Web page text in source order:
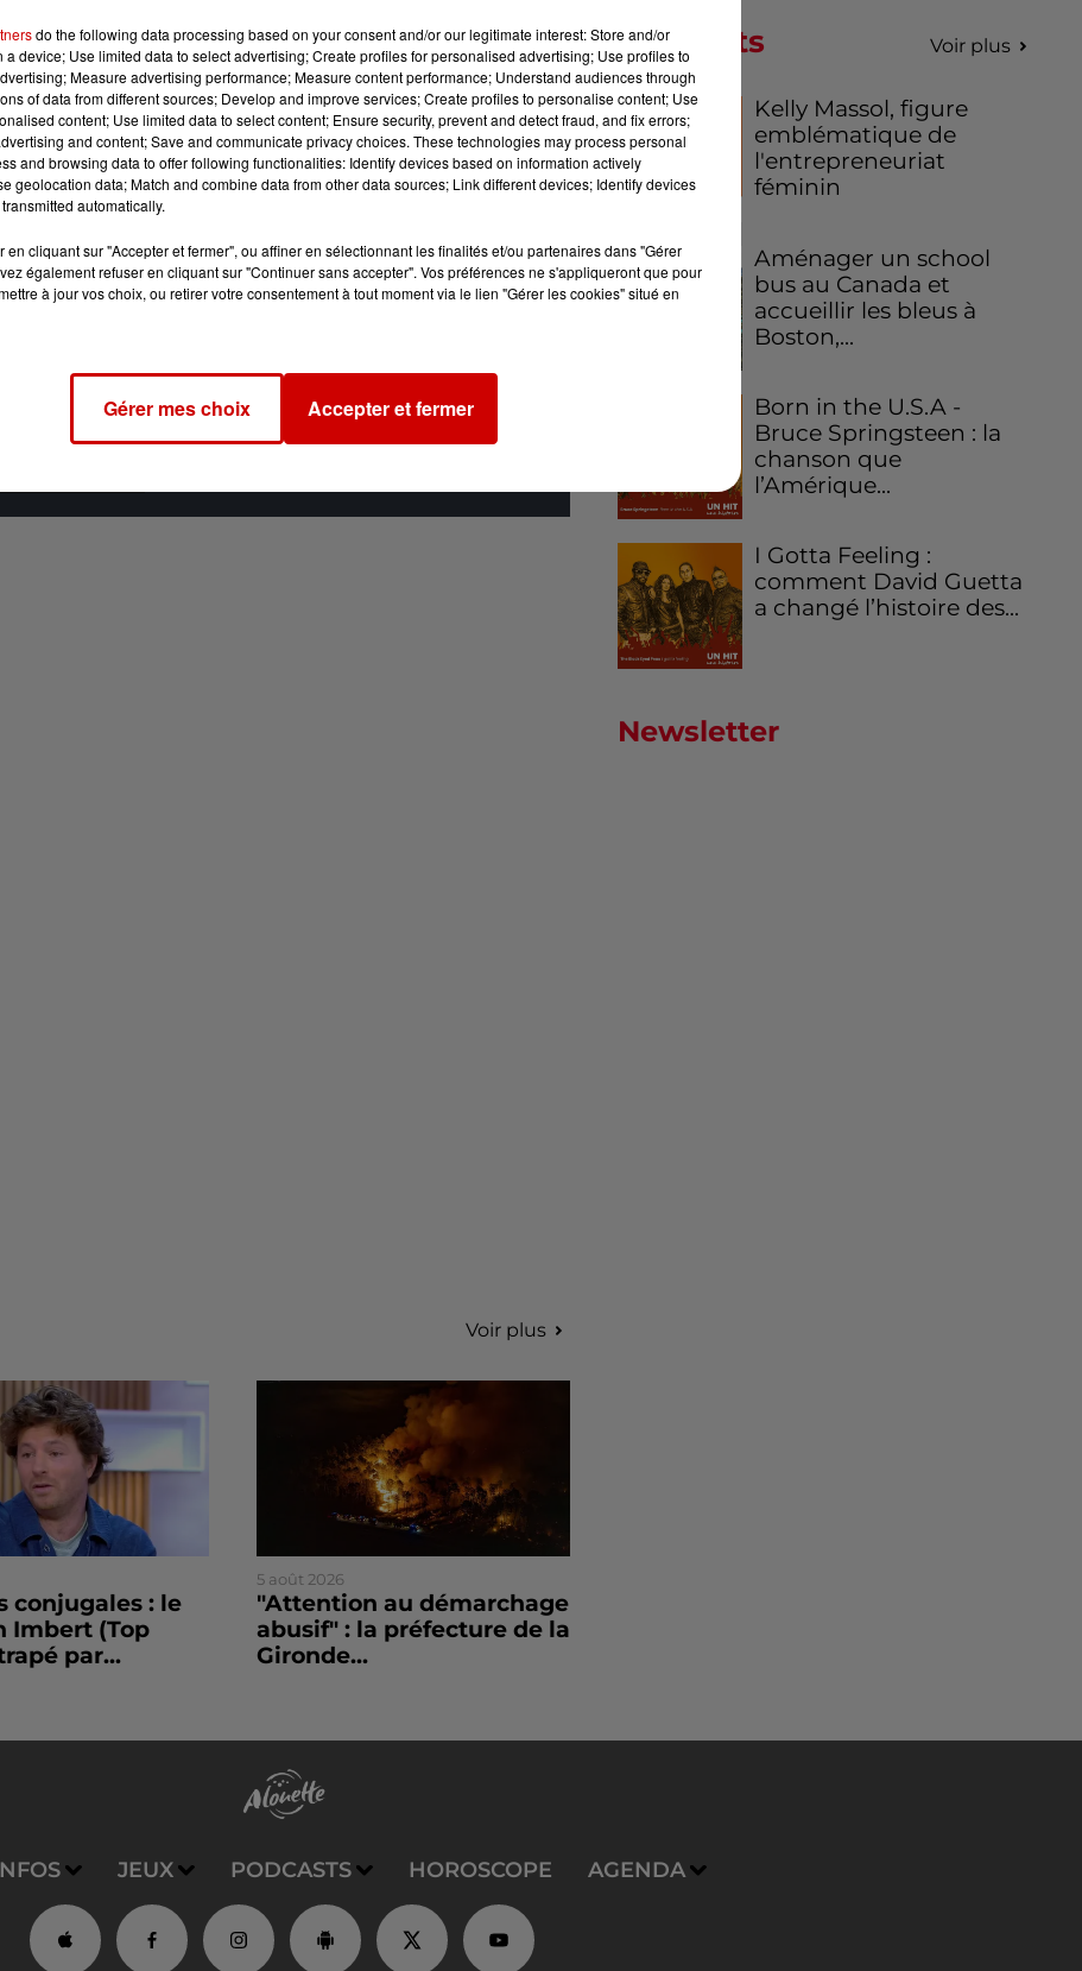
au musée. Des bijoux d'une "v aleur inestimable"
, selon le
étaient,selon une source policière,munis de petites
scooter.
du musée. Il s'agit dela couronne de l'impératrice
été ouverte.
Avec AFP
du dépôt de cookies que vous avez exprimé. Si vous
accord en cliquant sur le bouton ci-dessous.
Podcasts Voir plus
Kelly Massol, figure
emblématique de
l'entrepreneuriat
féminin
Aménager un school
bus au Canada et
accueillir les bleus à
Boston,...
Born in the U.S.A -
Bruce Springsteen : la
chanson que
l’Amérique...
I Gotta Feeling :
comment David Guetta
a changé l’histoire des...
Newsletter
Voir plus
conjugales : le
Imbert (Top
par...
5 août 2026
"Attention au démarchage
abusif" : la préfecture de la
Gironde...
JEUX PODCASTS HOROSCOPE AGENDA
do the following data processing based on your consent and/or our legitimate interest: Store and/or
a device; Use limited data to select advertising; Create profiles for personalised advertising; Use profiles to
Measure advertising performance; Measure content performance; Understand audiences through
of data from different sources; Develop and improve services; Create profiles to personalise content; Use
content; Use limited data to select content; Ensure security, prevent and detect fraud, and fix errors;
and content; Save and communicate privacy choices. These technologies may process personal
and browsing data to offer following functionalities: Identify devices based on information actively
geolocation data; Match and combine data from other data sources; Link different devices; Identify devices
automatically.
en cliquant sur "Accepter et fermer", ou affiner en sélectionnant les finalités et/ou partenaires dans "Gérer
également refuser en cliquant sur "Continuer sans accepter". Vos préférences ne s'appliqueront que pour
à jour vos choix, ou retirer votre consentement à tout moment via le lien "Gérer les cookies" situé en
Gérer mes choix Accepter et fermer